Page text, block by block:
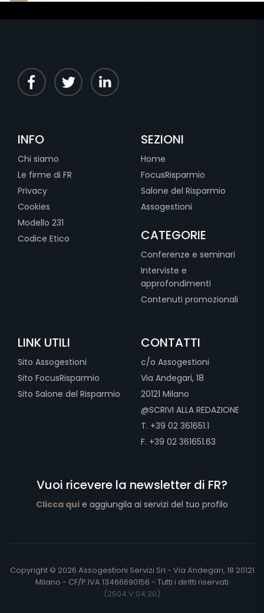
INFO
Chi siamo
Le firme di FR
Privacy
Cookies
Modello 231
Codice Etico
SEZIONI
Home
FocusRisparmio
Salone del Risparmio
Assogestioni
CATEGORIE
Conferenze e seminari
Interviste e
approfondimenti
Contenuti promozionali
LINK UTILI
Sito Assogestioni
Sito FocusRisparmio
Sito Salone del Risparmio
CONTATTI
c/o Assogestioni
Via Andegari, 18
20121 Milano
@SCRIVI ALLA REDAZIONE
T. +39 02 361651.1
F. +39 02 361651.63
Vuoi ricevere la newsletter di FR?
Clicca qui e aggiungila ai servizi del tuo profilo
Copyright © 2026 Assogestioni Servizi Srl - Via Andegari, 18 20121
Milano - CF/P.IVA 13466690156 - Tutti i diritti riservati
(2504.V.04.20)